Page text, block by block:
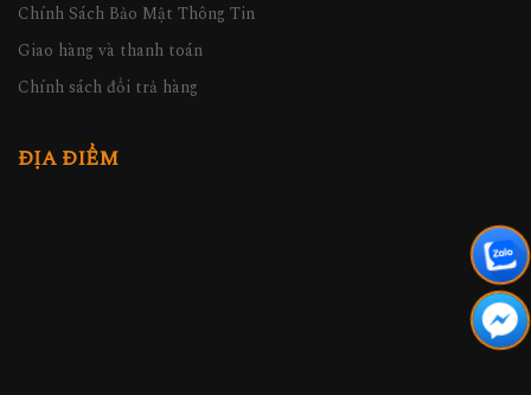
Chính Sách Bảo Mật Thông Tin
Giao hàng và thanh toán
Chính sách đổi trả hàng
ĐỊA ĐIỂM